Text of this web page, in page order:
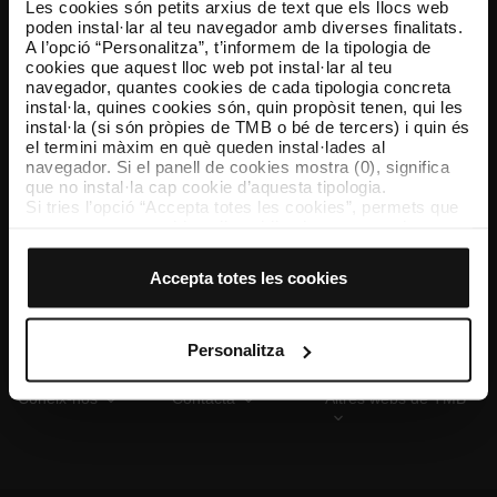
Les cookies són petits arxius de text que els llocs web
poden instal·lar al teu navegador amb diverses finalitats.
A l’opció “Personalitza”, t’informem de la tipologia de
cookies que aquest lloc web pot instal·lar al teu
navegador, quantes cookies de cada tipologia concreta
instal·la, quines cookies són, quin propòsit tenen, qui les
instal·la (si són pròpies de TMB o bé de tercers) i quin és
el termini màxim en què queden instal·lades al
navegador. Si el panell de cookies mostra (0), significa
que no instal·la cap cookie d’aquesta tipologia.
Si tries l’opció “Accepta totes les cookies”, permets que
El selector que es troba a la dreta de cada tipologia de
cookies d’aquella classe.
Un cop hagis marcat les teves preferències, has de fer
clic sobre “Selecciona i configura”. Així, s’instal·laran
només les cookies de la tipologia que hagis seleccionat
personalització, perquè permeten recordar les teves
opcions de navegació (com ara l’idioma) i milloren la teva
Accepta totes les cookies
Personalitza
TMB App
Descarrega’t TMB App i compra els teus bitllets
App Store Google Play
Coneix-nos Contacta Altres webs de TMB